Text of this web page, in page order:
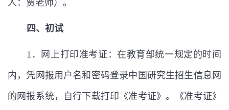
人：贾老师） 。
四、初试
1 ．网上打印准考证：在教育部统一规定的时间
内，凭网报用户名和密码登录中国研究生招生信息网
的网报系统，自行下载打印《准考证》。《准考证》